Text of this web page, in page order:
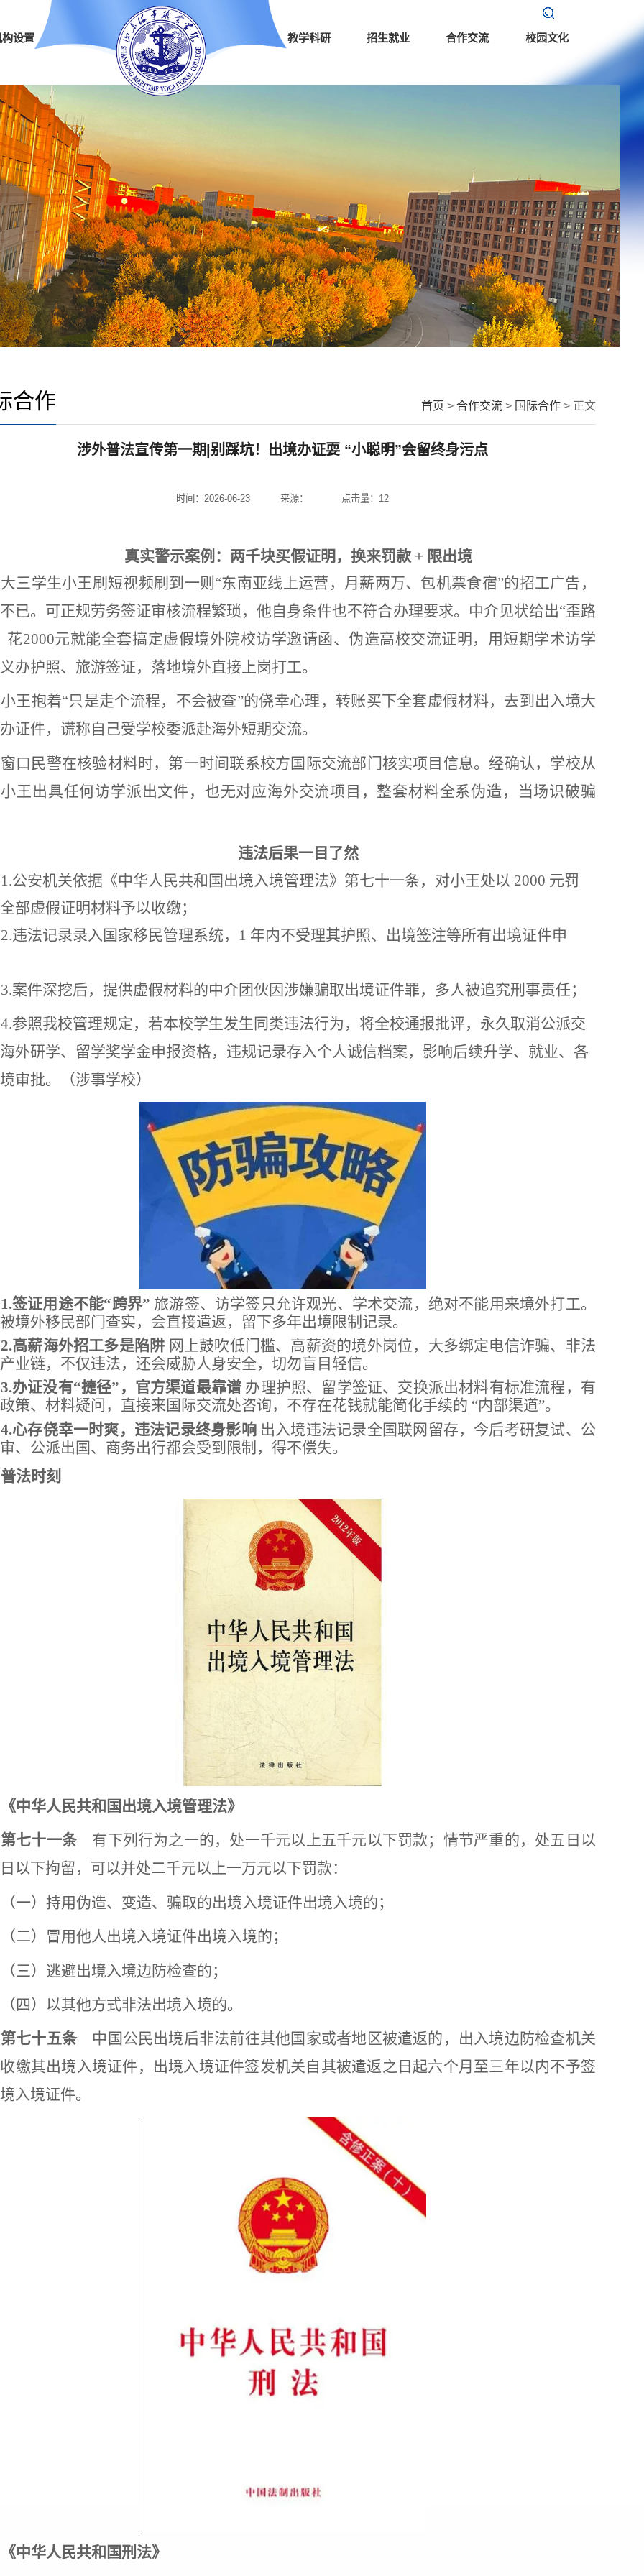
构设置 教学科研 招生就业 合作交流 校园文化
首页 > 合作交流> 国际合作> 正文
合作
涉外普法宣传第一期|别踩坑！出境办证耍 “小聪明”会留终身污点
时间：2026-06-23 来源： 点击量： 12
真实警示案例：两千块买假证明，换来罚款 + 限出境
大三学生小王刷短视频刷到一则 “东南亚线上运营，月薪两万、包机票食宿”的招工广告，
已。可正规劳务签证审核流程繁琐，他自身条件也不符合办理要求。中介见状给出“歪路
花2000元就能全套搞定虚假境外院校访学邀请函、伪造高校交流证明，用短期学术访学
办护照、旅游签证，落地境外直接上岗打工。
小王抱着“只是走个流程，不会被查”的侥幸心理，转账买下全套虚假材料，去到出入境大
证件，谎称自己受学校委派赴海外短期交流。
窗口民警在核验材料时，第一时间联系校方国际交流部门核实项目信息。经确认，学校从
王出具任何访学派出文件，也无对应海外交流项目，整套材料全系伪造，当场识破骗
违法后果一目了然
1.公安机关依据《中华人民共和国出境入境管理法》第七十一条，对小王处以 2000 元罚
部虚假证明材料予以收缴；
2.违法记录录入国家移民管理系统，1 年内不受理其护照、出境签注等所有出境证件申
3.案件深挖后，提供虚假材料的中介团伙因涉嫌骗取出境证件罪，多人被追究刑事责任；
4.参照我校管理规定，若本校学生发生同类违法行为，将全校通报批评，永久取消公派交
外研学、留学奖学金申报资格，违规记录存入个人诚信档案，影响后续升学、就业、各
审批。
（涉事学校）
1.签证用途不能“跨界” 旅游签、访学签只允许观光、学术交流，绝对不能用来境外打工。
境外移民部门查实，会直接遣返，留下多年出境限制记录。
2.高薪海外招工多是陷阱 网上鼓吹低门槛、高薪资的境外岗位，大多绑定电信诈骗、非法
业链，不仅违法，还会威胁人身安全，切勿盲目轻信。
3.办证没有“捷径”，官方渠道最靠谱 办理护照、留学签证、交换派出材料有标准流程，有
策、材料疑问，直接来国际交流处咨询，不存在花钱就能简化手续的 “内部渠道”。
4.心存侥幸一时爽，违法记录终身影响 出入境违法记录全国联网留存，今后考研复试、公
、公派出国、商务出行都会受到限制，得不偿失。
普法时刻
《中华人民共和国出境入境管理法》
第七十一条有下列行为之一的，处一千元以上五千元以下罚款；情节严重的，处五日以
以下拘留，可以并处二千元以上一万元以下罚款：
（一）持用伪造、变造、骗取的出境入境证件出境入境的；
（二）冒用他人出境入境证件出境入境的；
（三）逃避出境入境边防检查的；
（四）以其他方式非法出境入境的。
第七十五条中国公民出境后非法前往其他国家或者地区被遣返的，出入境边防检查机关
缴其出境入境证件，出境入境证件签发机关自其被遣返之日起六个月至三年以内不予签
入境证件。
《中华人民共和国刑法》